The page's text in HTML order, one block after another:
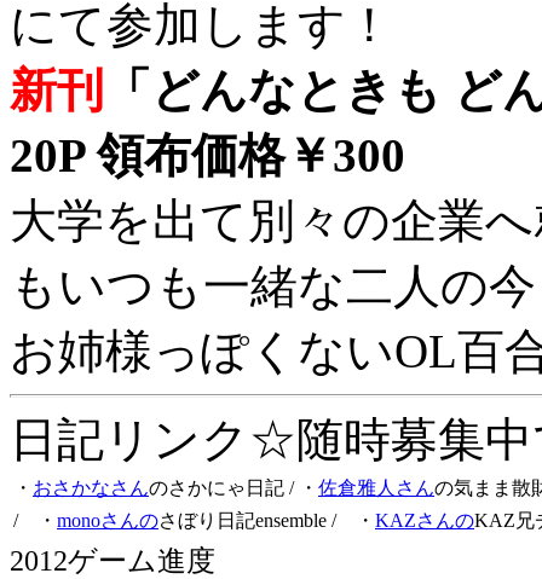
にて参加します！
新刊
「どんなときも ど
20P 領布価格￥300
大学を出て別々の企業
もいつも一緒な二人の
お姉様っぽくないOL百
日記リンク☆随時募集
・ おさかなさんのさかにゃ日記 / ・ 佐倉雅人さんの気まま散
/ ・ monoさんのさぼり日記ensemble / ・ KAZさんのKAZ兄
2012ゲーム進度